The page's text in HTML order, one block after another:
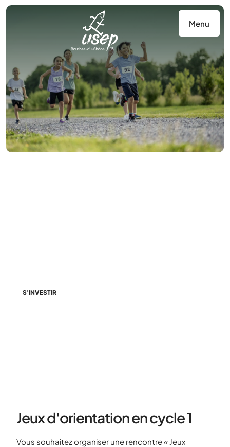
Menu
S'INVESTIR
Jeux d'orientation en cycle 1
Vous souhaitez organiser une rencontre « Jeux
Panneau de gestion des cookies